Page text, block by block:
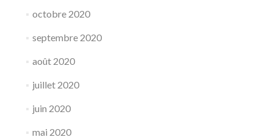
octobre 2020
septembre 2020
août 2020
juillet 2020
juin 2020
mai 2020